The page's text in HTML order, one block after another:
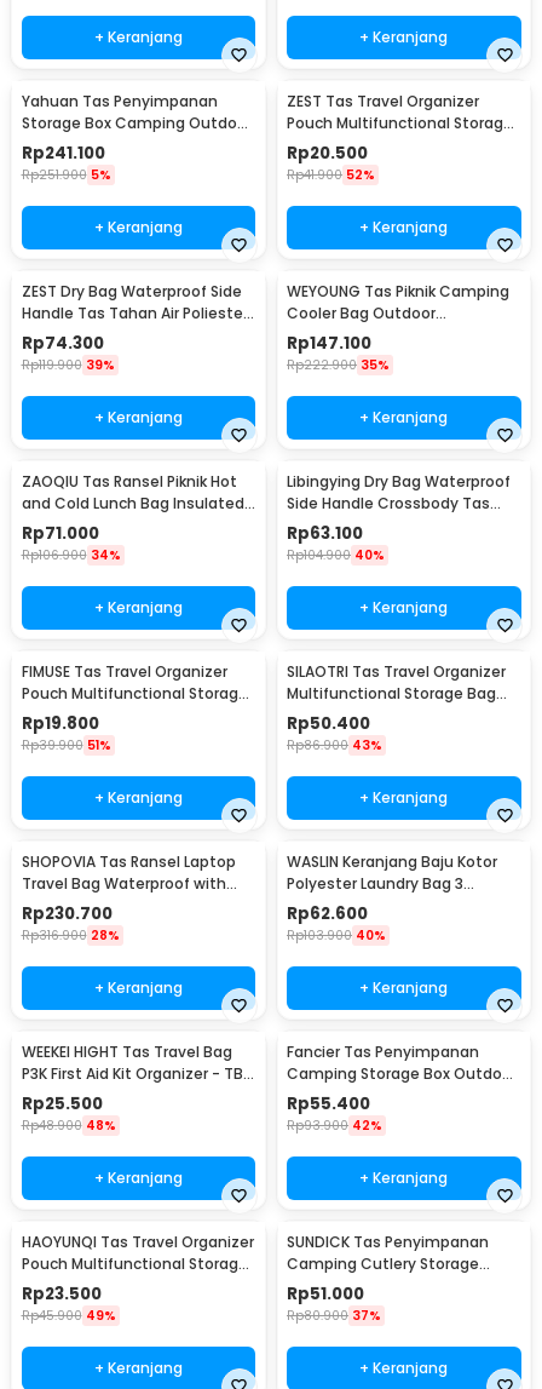
+ Keranjang + Keranjang
Yahuan Tas Penyimpanan
Storage Box Camping Outdoor
Travel Waterproof - YN-29
Rp241.100
Rp251.900 5%
+ Keranjang
ZEST Tas Travel Organizer
Pouch Multifunctional Storage
Electronic Bag - BM012N1019
Rp20.500
Rp41.900 52%
+ Keranjang
ZEST Dry Bag Waterproof Side
Handle Tas Tahan Air Poliester
PVC Nilon 10L - OB109
Rp74.300
Rp119.900 39%
+ Keranjang
WEYOUNG Tas Piknik Camping
Cooler Bag Outdoor
Waterproof 33L - H42
Rp147.100
Rp222.900 35%
+ Keranjang
ZAOQIU Tas Ransel Piknik Hot
and Cold Lunch Bag Insulated
Backpack - YY29
Rp71.000
Rp106.900 34%
+ Keranjang
Libingying Dry Bag Waterproof
Side Handle Crossbody Tas
Tahan Air PVC 10L - DB51
Rp63.100
Rp104.900 40%
+ Keranjang
FIMUSE Tas Travel Organizer
Pouch Multifunctional Storage
Bag - F15
Rp19.800
Rp39.900 51%
+ Keranjang
SILAOTRI Tas Travel Organizer
Multifunctional Storage Bag
Waterproof - SLR24
Rp50.400
Rp86.900 43%
+ Keranjang
SHOPOVIA Tas Ransel Laptop
Travel Bag Waterproof with
USB Port 35L - KC14
Rp230.700
Rp316.900 28%
+ Keranjang
WASLIN Keranjang Baju Kotor
Polyester Laundry Bag 3
Sections - WS30
Rp62.600
Rp103.900 40%
+ Keranjang
WEEKEI HIGHT Tas Travel Bag
P3K First Aid Kit Organizer - TB-
0621
Rp25.500
Rp48.900 48%
+ Keranjang
Fancier Tas Penyimpanan
Camping Storage Box Outdoor
Travel Waterproof - FC-19
Rp55.400
Rp93.900 42%
+ Keranjang
HAOYUNQI Tas Travel Organizer
Pouch Multifunctional Storage
Bag - XD130
Rp23.500
Rp45.900 49%
+ Keranjang
SUNDICK Tas Penyimpanan
Camping Cutlery Storage
Travel Waterproof - SD31
Rp51.000
Rp80.900 37%
+ Keranjang